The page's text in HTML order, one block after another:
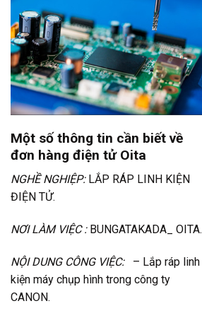
Một số thông tin cần biết về
đơn hàng điện tử Oita
NGHỀ NGHIỆP:LẮP RÁP LINH KIỆN
ĐIỆN TỬ.
NƠI LÀM VIỆC :BUNGATAKADA_ OITA.
NỘI DUNG CÔNG VIỆC:
– Lắp ráp linh
kiện máy chụp hình trong công ty
CANON.